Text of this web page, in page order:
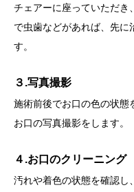
チェアーに座っていただき
で虫歯などがあれば、先に
す。
３.写真撮影
施術前後でお口の色の状態
お口の写真撮影をします。
４.お口のクリーニング
汚れや着色の状態を確認し